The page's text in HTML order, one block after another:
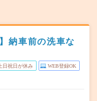
納車前の洗車な
日祝日が休み WEB登録OK